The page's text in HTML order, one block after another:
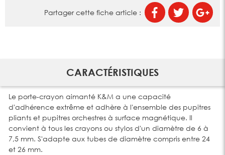
Partager cette fiche article :
CARACTÉRISTIQUES
Le porte-crayon aimanté K&M a une capacité
d'adhérence extrême et adhère à l'ensemble des pupitres
pliants et pupitres orchestres à surface magnétique. Il
convient à tous les crayons ou stylos d'un diamètre de 6 à
7,5 mm. S'adapte aux tubes de diamètre compris entre 24
et 26 mm.